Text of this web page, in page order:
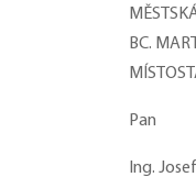
BC.
Pan
Ing.